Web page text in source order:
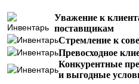
Уважение к
поставщикам
Стремление к
Превосходное
Конкурентные
и выгодные